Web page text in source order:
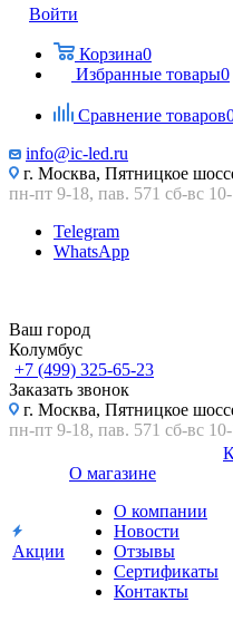
Войти
Корзина0
Избранные товары0
Сравнение товаров
info@ic-led.ru
г. Москва, Пятницкое
пн-пт 9-18, пав. 571 сб-вс
Telegram
WhatsApp
Ваш город
Колумбус
+7 (499) 325-65-23
Заказать звонок
г. Москва, Пятницкое
пн-пт 9-18, пав. 571 сб-вс
Акции
О магазине
О компании
Новости
Отзывы
Сертификаты
Контакты